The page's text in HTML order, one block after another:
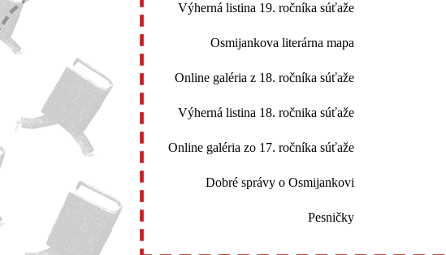
Výherná listina 19. ročníka súťaže
Osmijankova literárna mapa
Online galéria z 18. ročníka súťaže
Výherná listina 18. ročnika súťaže
Online galéria zo 17. ročníka súťaže
Dobré správy o Osmijankovi
Pesničky